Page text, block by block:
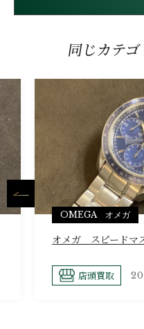
同じカテ
OMEGA オメガ
オメガ スピードマ
店頭買取